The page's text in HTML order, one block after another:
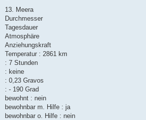
i
r
a
g
13. Meera
Durchmesser
Tagesdauer
Atmosphäre
Anziehungskraft
Temperatur : 2861 km
: 7 Stunden
: keine
: 0,23 Gravos
: - 190 Grad
bewohnt : nein
bewohnbar m. Hilfe : ja
bewohnbar o. Hilfe : nein